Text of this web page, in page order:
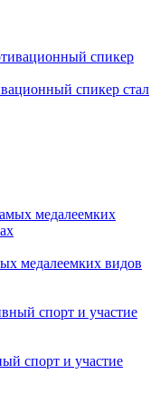
спикер стал
медалеемких видов
спорт и участие